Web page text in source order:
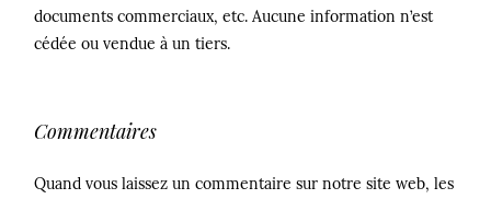
documents commerciaux, etc. Aucune information n’est
cédée ou vendue à un tiers.
Commentaires
Quand vous laissez un commentaire sur notre site web, les